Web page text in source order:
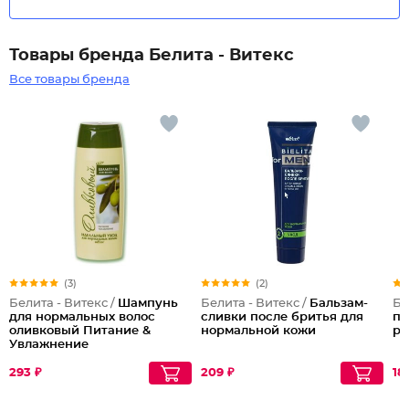
Товары бренда Белита - Витекс
Все товары бренда
(3)
Белита - Витекс / Шампунь
для нормальных волос
оливковый Питание &
Увлажнение
293 ₽
(2)
Белита - Витекс / Бальзам-
сливки после бритья для
нормальной кожи
209 ₽